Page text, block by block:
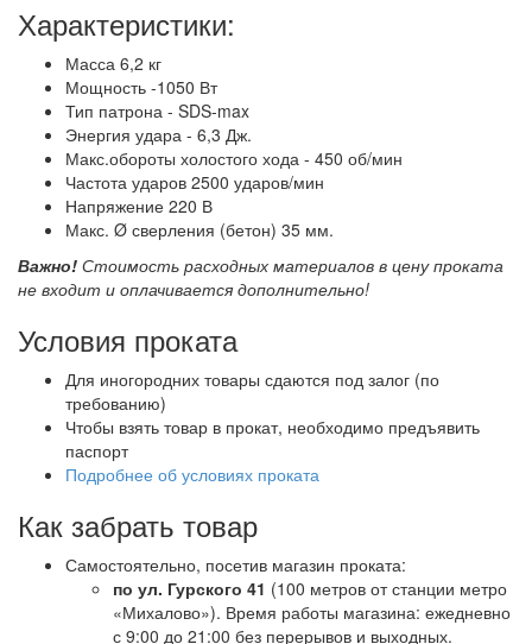
Характеристики:
Масса 6,2 кг
Мощность -1050 Вт
Тип патрона - SDS-max
Энергия удара - 6,3 Дж.
Макс.обороты холостого хода - 450 об/мин
Частота ударов 2500 ударов/мин
Напряжение 220 В
Макс. Ø сверления (бетон) 35 мм.
Важно! Стоимость расходных материалов в цену проката
не входит и оплачивается дополнительно!
Условия проката
Для иногородних товары сдаются под залог (по
требованию)
Чтобы взять товар в прокат, необходимо предъявить
паспорт
Подробнее об условиях проката
Как забрать товар
Самостоятельно, посетив магазин проката:
по ул. Гурского 41 (100 метров от станции метро
«Михалово»). Время работы магазина: ежедневно
с 9:00 до 21:00 без перерывов и выходных.